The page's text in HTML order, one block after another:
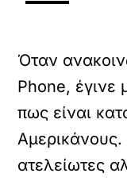
Όταν
Phone, έγινε
πως είναι
ατελείωτες